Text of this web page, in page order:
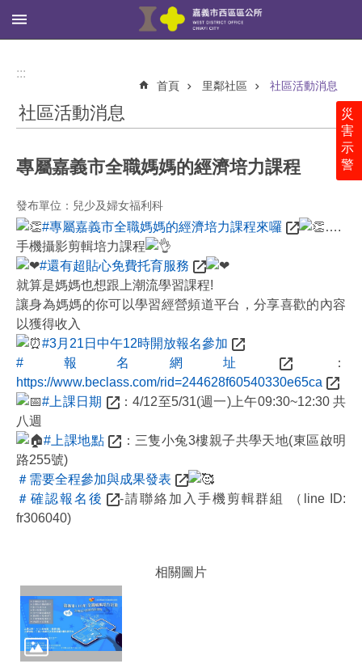
跳到主要內容區塊
搜
西
公
所
里
鄰
社
區
新
聞、
公
告
防
災
專
區
政
策
政
府
資
訊
災
害
示
警
:::
首頁 里鄰社區 社區活動消息
社區活動消息
專屬嘉義市全職媽媽的經濟培力課程
發布單位：兒少及婦女福利科
#專屬嘉義市全職媽媽的經濟培力課程來囉
….
手機攝影剪輯培力課程
#還有超貼心免費托育服務
就算是媽媽也想跟上潮流學習課程!
讓身為媽媽的你可以學習經營頻道平台，分享喜歡的內容
以獲得收入
#3月21日中午12時開放報名參加
#報名網址
：
https://www.beclass.com/rid=244628f60540330e65ca
#上課日期
：4/12至5/31(週一)上午09:30~12:30 共
八週
#上課地點
：三隻小兔3樓親子共學天地(東區啟明
路255號)
＃需要全程參加與成果發表
＃確認報名後
-請聯絡加入手機剪輯群組 （line ID:
fr306040)
相關圖片